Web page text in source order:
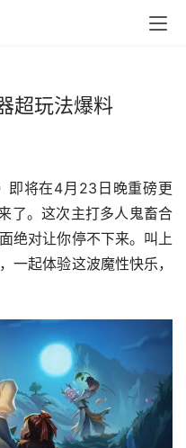
超玩法爆料
即将在4月23日晚重磅更
了。这次主打多人鬼畜合
绝对让你停不下来。叫上
一起体验这波魔性快乐，